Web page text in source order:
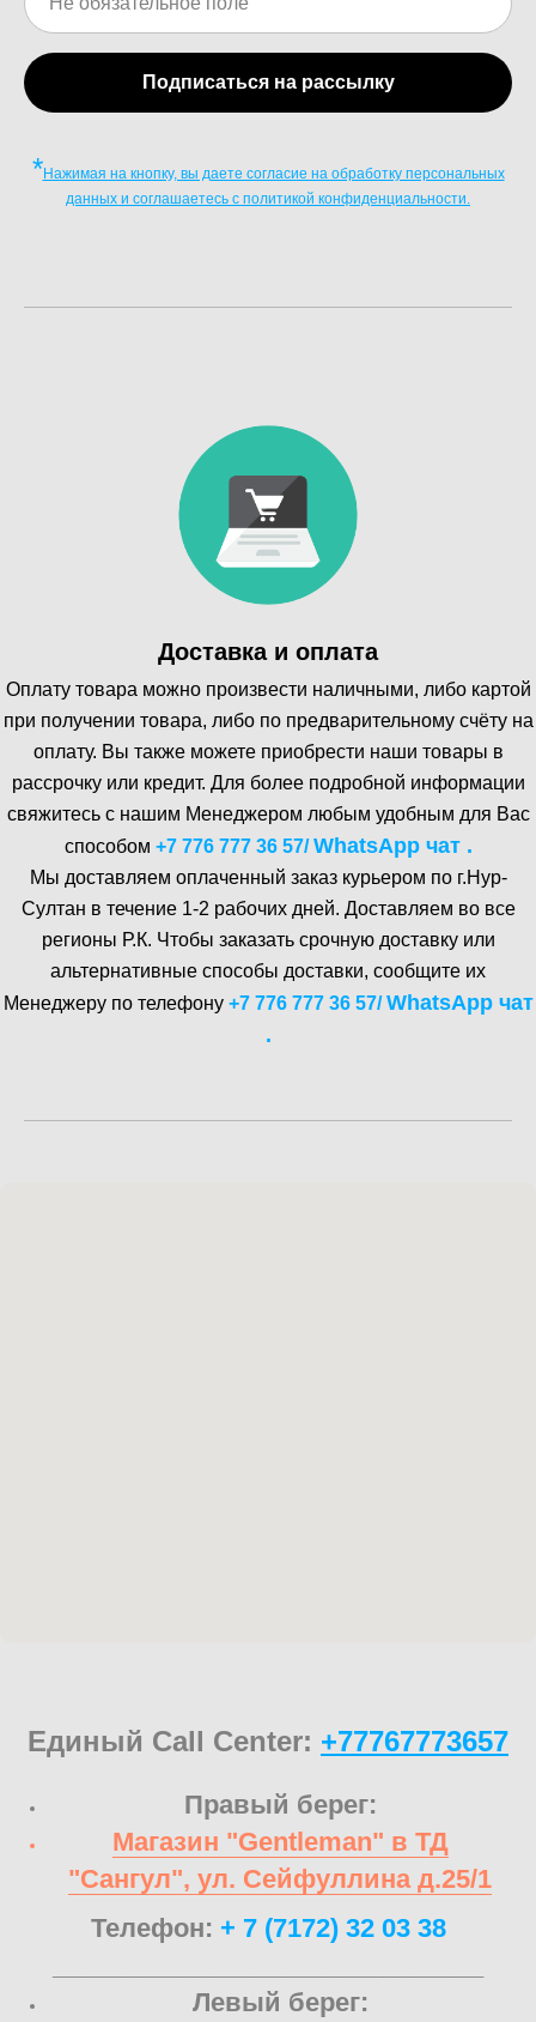
Подписаться на рассылку
*Нажимая на кнопку, вы даете согласие на обработку персональных
данных и соглашаетесь c политикой конфиденциальности.
Доставка и оплата
Оплату товара можно произвести наличными, либо картой
при получении товара, либо по предварительному счёту на
оплату. Вы также можете приобрести наши товары в
рассрочку или кредит. Для более подробной информации
свяжитесь с нашим Менеджером любым удобным для Вас
способом +7 776 777 36 57/WhatsA pp чат .
Мы доставляем оплаченный заказ курьером по г.Нур-
Cултан в течение 1-2 рабочих дней. Доставляем во все
регионы Р.К. Чтобы заказать срочную доставку или
альтернативные способы доставки, сообщите их
Менеджеру по телефону +7 776 777 36 57/WhatsA pp чат
.
Единый Call Center: +77767773657
Правый берег:
Магазин "Gentleman" в ТД
"Сангул", ул. Сейфуллина д.25/1
Телефон: + 7 (7172) 32 03 38
Левый берег: